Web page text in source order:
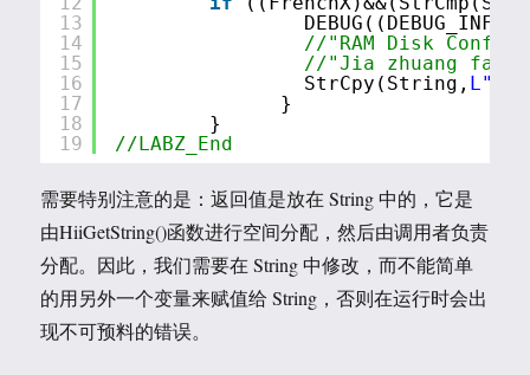
13
14
15
16
17
18
19
DEBUG((DEBUG_INFO,
//"RAM Disk
//"Jia zhuang fayu
StrCpy(String, L"Jia
}
}
//LABZ_End
需要特别注意的是：返回值是放在 String 中的，它是
由HiiGetString()函数进行空间分配，然后由调用者负责
分配。因此，我们需要在 String 中修改，而不能简单
的用另外一个变量来赋值给 String，否则在运行时会出
现不可预料的错误。